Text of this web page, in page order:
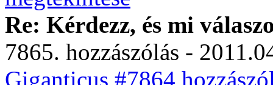
Re: Kérdezz, és mi
7865. hozzászólás -
Giganticus #7864